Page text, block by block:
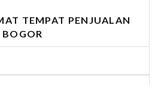
TEMPAT PENJUALAN
BOGOR